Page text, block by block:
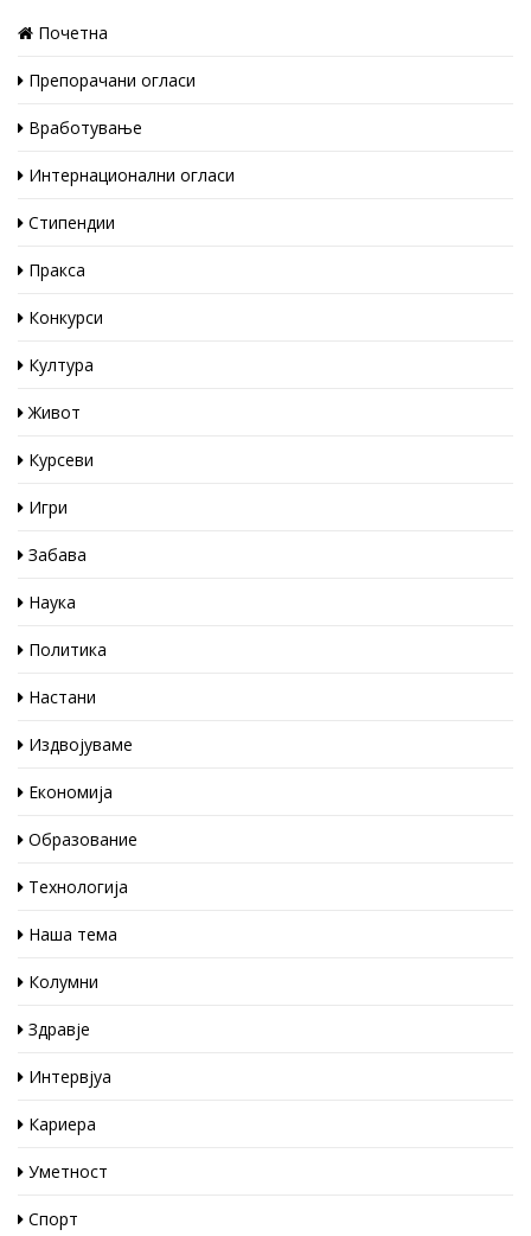
Почетна
Препорачани огласи
Вработување
Интернационални огласи
Стипендии
Пракса
Конкурси
Култура
Живот
Курсеви
Игри
Забава
Наука
Политика
Настани
Издвојуваме
Економија
Образование
Технологија
Наша тема
Колумни
Здравје
Интервјуа
Кариера
Уметност
Спорт